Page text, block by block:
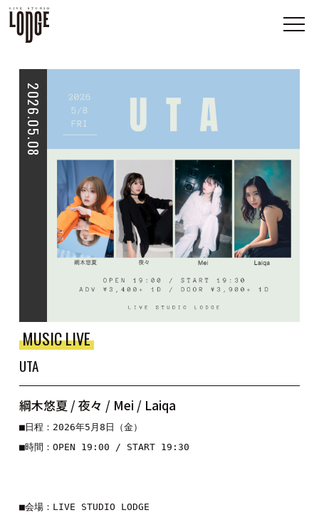
2026.05.08
MUSIC LIVE
UTA
綱木悠夏 / 夜々 / Mei / Laiqa
■日程：2026年5月8日（金）
■時間：OPEN 19:00 / START 19:30
■会場：LIVE STUDIO LODGE